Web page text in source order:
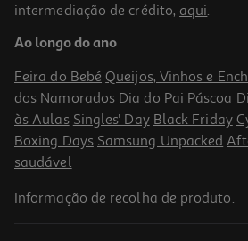
Comida Húmida Para Gato Taste Of The
23.41 €/Kg
1,99 €
intermediação de crédito, aqui.
Ao longo do ano
Feira do Bebé Queijos, Vinhos e
dos Namorados Dia do Pai Páscoa
às Aulas Singles' Day Black Friday
Boxing Days Samsung Unpacked
saudável
Informação de recolha de produto.